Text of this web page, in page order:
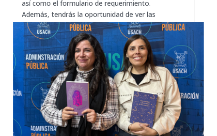
así como el formulario de requerimiento.
Además, tendrás la oportunidad de ver las
experiencias exitosas de quienes participaron
en esta instancia en otras circunstancias.